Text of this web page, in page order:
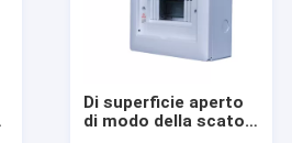
Di superficie aperto
di modo della scatola